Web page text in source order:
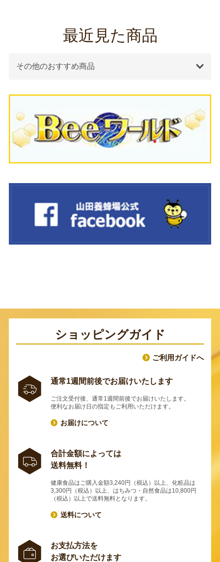
最近見た商品
その他のおすすめ商品
ショッピングガイド
ご利用ガイドへ
通常1週間前後でお届けいたします
ご注文受付後、通常1週間前後でお届けいたします。
便利なお届け日の指定もご利用いただけます。
お届けについて
合計金額によっては
送料無料！
健康食品はご購入金額3,240円（税込）以上、化粧品は
3,300円（税込）以上、はちみつ・自然食品は10,800円
（税込）以上で送料無料となります。
送料について
お支払方法を
お選びいただけます